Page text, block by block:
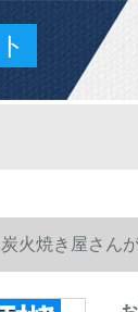
火焼き屋さん